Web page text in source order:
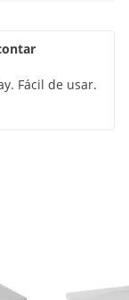
Fácil de usar.